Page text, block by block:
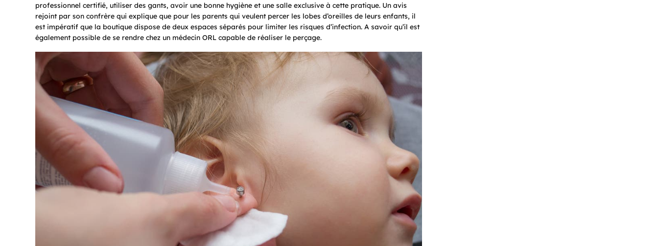
professionnel certifié, utiliser des gants, avoir une bonne hygiène et une salle exclusive à cette pratique. Un avis
rejoint par son confrère qui explique que pour les parents qui veulent percer les lobes d’oreilles de leurs enfants, il
est impératif que la boutique dispose de deux espaces séparés pour limiter les risques d’infection. A savoir qu’il est
également possible de se rendre chez un médecin ORL capable de réaliser le perçage.